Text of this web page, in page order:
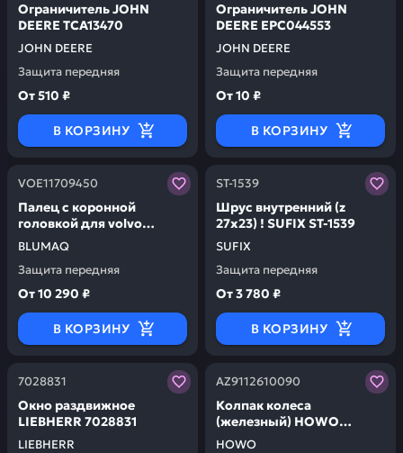
JOHN DEERE
Ограничитель JOHN
DEERE TCA13470
Защита передняя
От510 ₽
В КОРЗИНУ
JOHN DEERE
Ограничитель JOHN
DEERE EPC044553
Защита передняя
От10 ₽
В КОРЗИНУ
VOE11709450
BLUMAQ
Палец с коронной
головкой для volvo
BLUMAQ VOE11709450
Защита передняя
Заказывая запчасти у нас, вы получаете гарантию
От10 290 ₽
В КОРЗИНУ
ST-1539
SUFIX
Шрус внутренний (z
27x23) ! SUFIX ST-1539
Защита передняя
Заказывая запчасти у
От3 780 ₽
В КОРЗИНУ
7028831
LIEBHERR
Окно раздвижное
LIEBHERR 7028831
Заказывая запчасти у нас, вы получаете гарантию
AZ9112610090
HOWO
Колпак колеса
(железный) HOWO
AZ9112610090
Заказывая запчасти у